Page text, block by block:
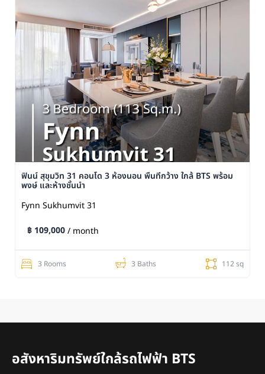
ฟินน์ สุขุมวิท 31 คอนโด 3 ห้องนอน พื้นที่กว้าง ใกล้ BTS พร้อม
พงษ์ และห้างชั้นนำ
Fynn Sukhumvit 31
฿ 109,000/ month
3 Rooms 3 Baths 112 sq
อสังหาริมทรัพย์ใกล้รถไฟฟ้า BTS